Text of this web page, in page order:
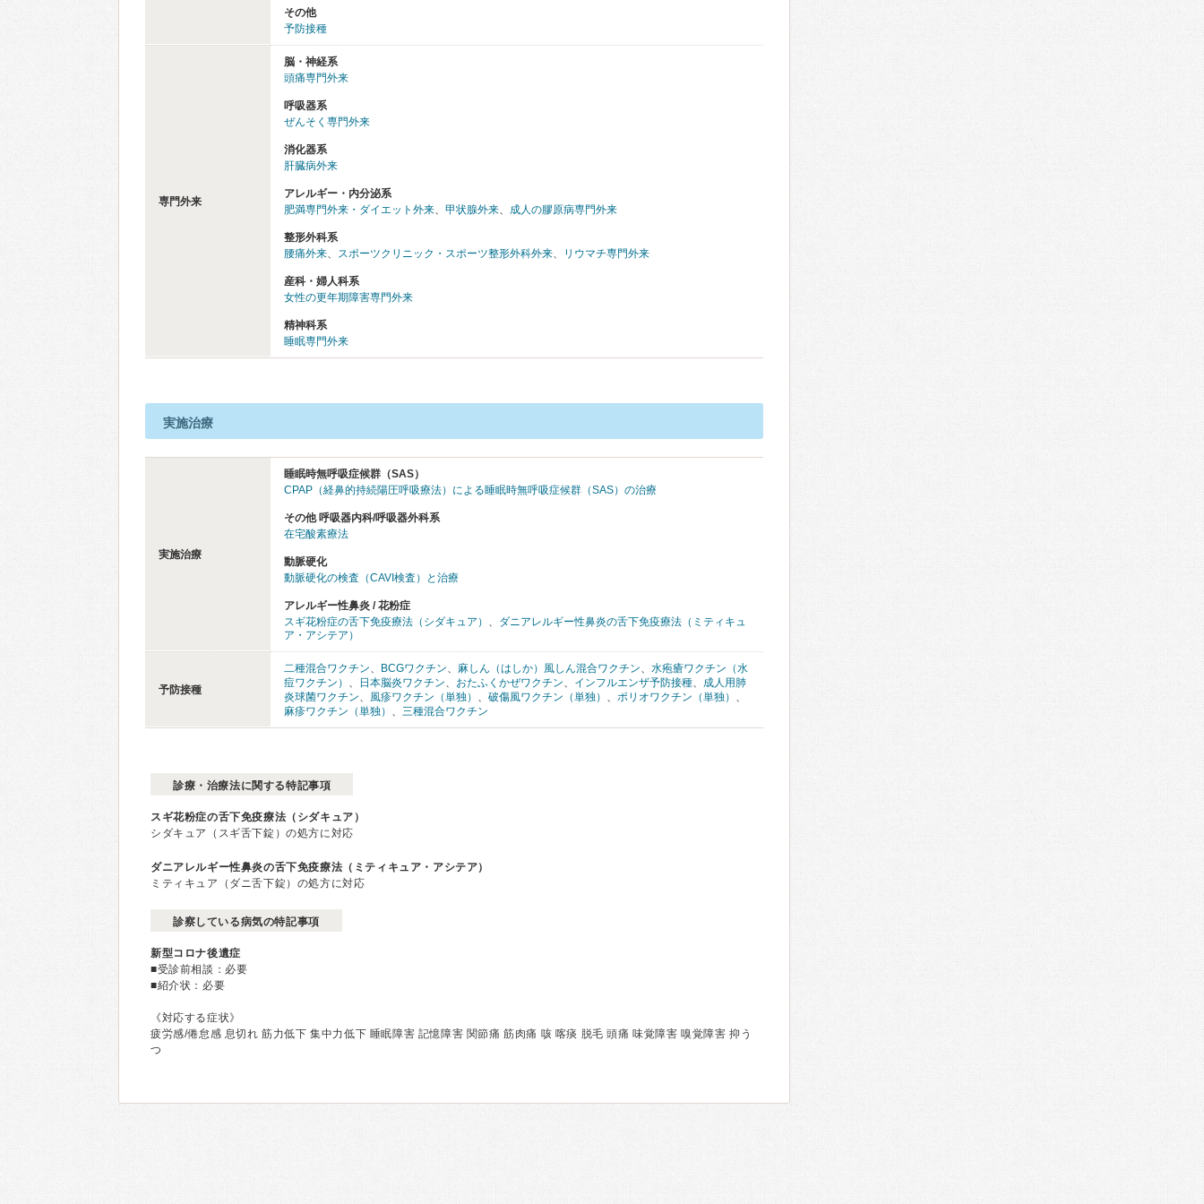
その他
予防接種
専門外来
脳・神経系
頭痛専門外来
呼吸器系
ぜんそく専門外来
消化器系
肝臓病外来
アレルギー・内分泌系
肥満専門外来・ダイエット外来、 甲状腺外来、 成人の膠原病専門外来
整形外科系
腰痛外来、 スポーツクリニック・スポーツ整形外科外来、 リウマチ専門外来
産科・婦人科系
女性の更年期障害専門外来
精神科系
睡眠専門外来
実施治療
実施治療
睡眠時無呼吸症候群（SAS）
CPAP（経鼻的持続陽圧呼吸療法）による睡眠時無呼吸症候群（SAS）の治療
その他 呼吸器内科/呼吸器外科系
在宅酸素療法
動脈硬化
動脈硬化の検査（CAVI検査）と治療
アレルギー性鼻炎 / 花粉症
スギ花粉症の舌下免疫療法（シダキュア） 、 ダニアレルギー性鼻炎の舌下免疫療法（ミティキュ
ア・アシテア）
予防接種
二種混合ワクチン、 BCGワクチン、 麻しん（はしか）風しん混合ワクチン、 水疱瘡ワクチン（水
痘ワクチン） 、 日本脳炎ワクチン、 おたふくかぜワクチン、 インフルエンザ予防接種、 成人用肺
炎球菌ワクチン、 風疹ワクチン（単独） 、 破傷風ワクチン（単独） 、 ポリオワクチン（単独） 、
麻疹ワクチン（単独） 、 三種混合ワクチン
診療・治療法に関する特記事項
スギ花粉症の舌下免疫療法（シダキュア）
シダキュア（スギ舌下錠）の処方に対応
ダニアレルギー性鼻炎の舌下免疫療法（ミティキュア・アシテア）
ミティキュア（ダニ舌下錠）の処方に対応
診察している病気の特記事項
新型コロナ後遺症
■受診前相談：必要
■紹介状：必要
《対応する症状》
疲労感/倦怠感 息切れ 筋力低下 集中力低下 睡眠障害 記憶障害 関節痛 筋肉痛 咳 喀痰 脱毛 頭痛 味覚障害 嗅覚障害 抑う
つ